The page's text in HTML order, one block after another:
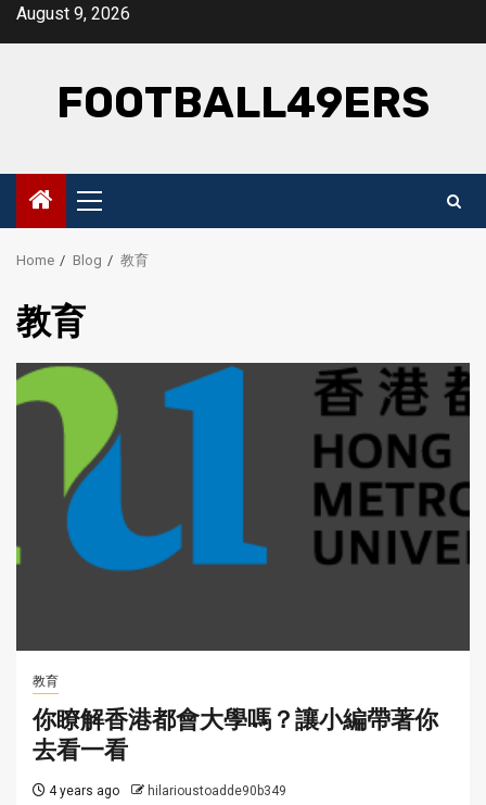
SkipAugust 9, 2026
FOOTBALL49ERS
Primary
Menu
Home Blog 教育
教育
教育
你瞭解香港都會大學嗎？讓小編帶著你
去看一看
4 years ago hilarioustoadde90b349